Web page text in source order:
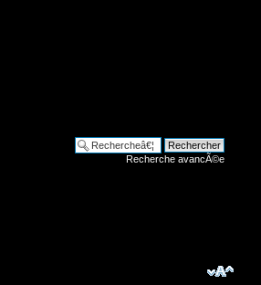
Recherche avancÃ©e